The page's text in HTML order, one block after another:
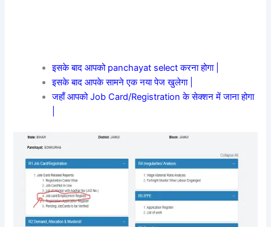
इसके बाद आपको panchayat select करना होगा |
इसके बाद आपके सामने एक नया पेज खुलेगा |
जहाँ आपको Job Card/Registration के सेक्शन में जाना होगा